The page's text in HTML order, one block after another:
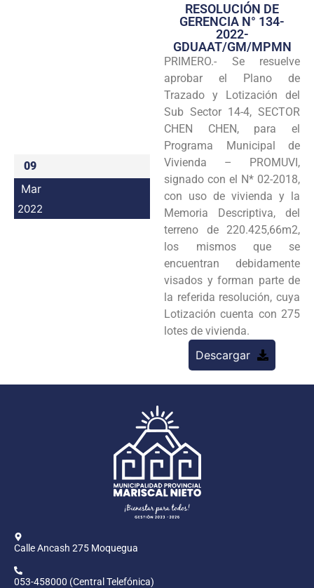
Transparencia
Seguridad
Programas
Intranet
09
Mar
2022
RESOLUCIÓN DE
GERENCIA N° 134-
2022-
GDUAAT/GM/MPMN
PRIMERO.- Se resuelve
aprobar el Plano de
Trazado y Lotización del
Sub Sector 14-4, SECTOR
CHEN CHEN, para el
Programa Municipal de
Vivienda – PROMUVI,
signado con el N* 02-2018,
con uso de vivienda y la
Memoria Descriptiva, del
terreno de 220.425,66m2,
los mismos que se
encuentran debidamente
visados y forman parte de
la referida resolución, cuya
Lotización cuenta con 275
lotes de vivienda.
Descargar
Calle Ancash 275 Moquegua
053-458000 (Central Telefónica)